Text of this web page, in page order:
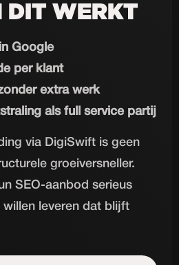
DIT WERKT
Google
per klant
extra werk
als full service partij
via DigiSwift is geen
groeiversneller.
SEO-aanbod serieus
willen leveren dat blijft